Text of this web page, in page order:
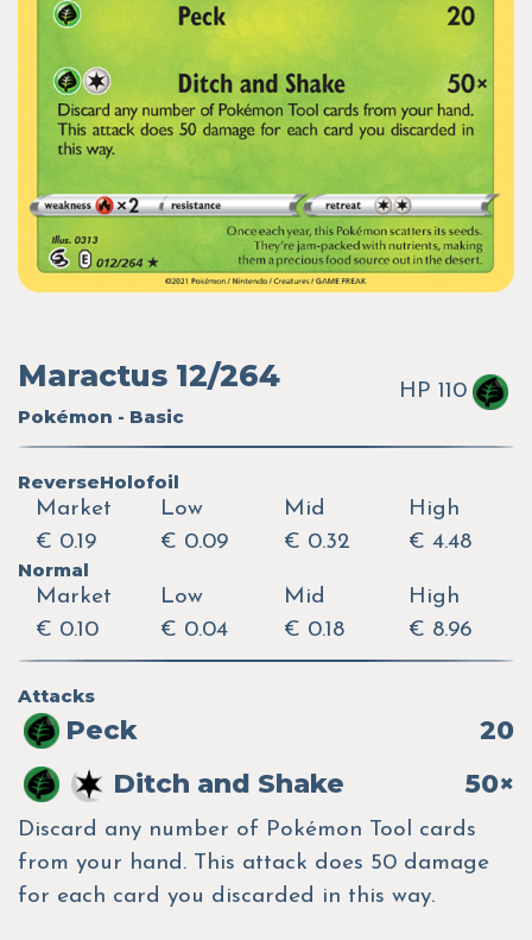
Maractus 12/264
Pokémon - Basic
HP 110
ReverseHolofoil
Market
€ 0.19
Low
€ 0.09
Mid
€ 0.32
High
€ 4.48
Normal
Market
€ 0.10
Low
€ 0.04
Mid
€ 0.18
High
€ 8.96
Attacks
Peck
20
Ditch and Shake
50×
Discard any number of Pokémon Tool cards
from your hand. This attack does 50 damage
for each card you discarded in this way.